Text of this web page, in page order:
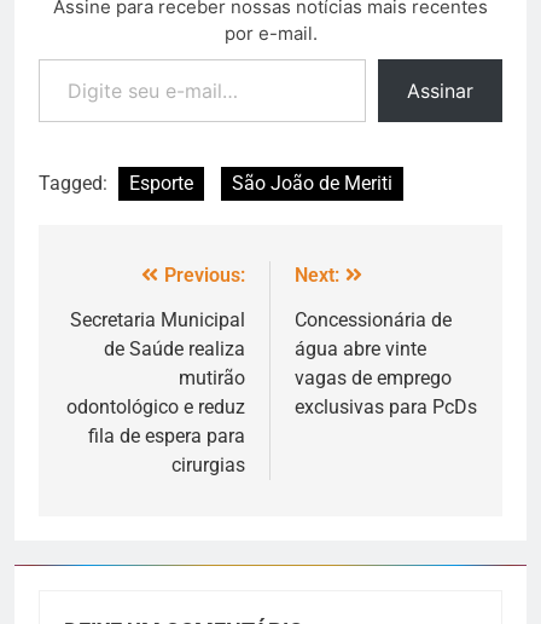
Assine para receber nossas notícias mais recentes
por e-mail.
Assinar
Tagged: Esporte São João de Meriti
Previous:
Secretaria Municipal
de Saúde realiza
mutirão
odontológico e reduz
fila de espera para
cirurgias
Next:
Concessionária de
água abre vinte
vagas de emprego
exclusivas para PcDs